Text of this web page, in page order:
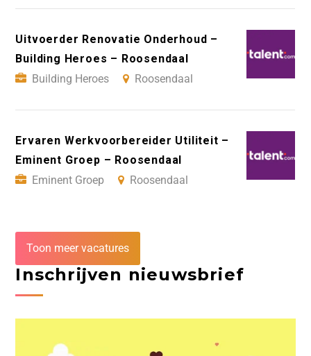
Uitvoerder Renovatie Onderhoud –
Building Heroes – Roosendaal
Building Heroes
Roosendaal
Ervaren Werkvoorbereider Utiliteit –
Eminent Groep – Roosendaal
Eminent Groep
Roosendaal
Toon meer vacatures
Inschrijven nieuwsbrief